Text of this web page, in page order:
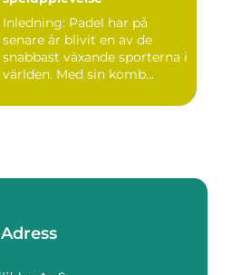
Inledning: Padel har på
senare år blivit en av de
snabbast växande sporterna i
världen. Med sin komb...
Adress